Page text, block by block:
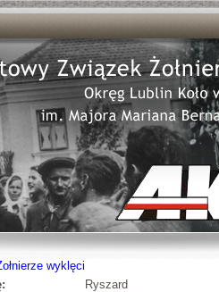
wyklęci
Ryszard